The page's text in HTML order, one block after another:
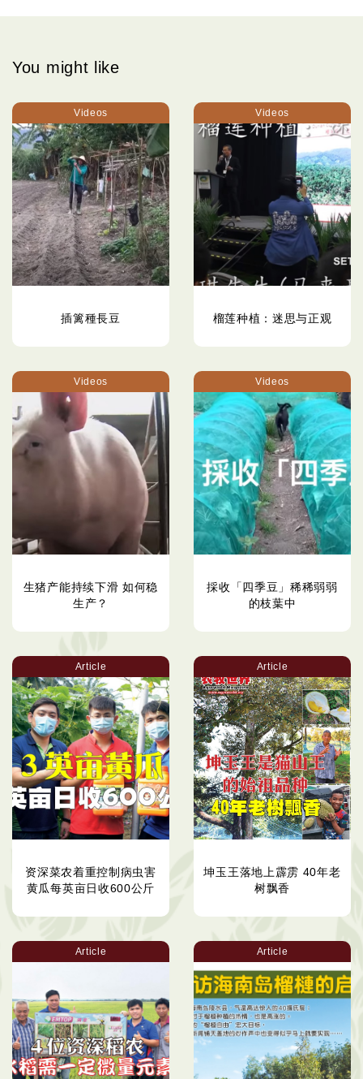
You might like
Videos
插篱種長豆
Videos
榴莲种植：迷思与正观
Videos
生猪产能持续下滑 如何稳
生产？
Videos
採收「四季豆」稀稀弱弱
的枝葉中
Article
资深菜农着重控制病虫害
黄瓜每英亩日收600公斤
Article
坤玉王落地上霹雳 40年老
树飘香
Article Article